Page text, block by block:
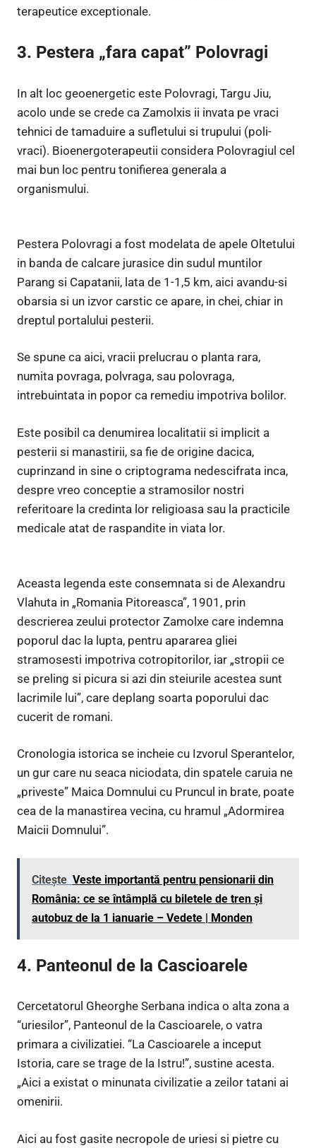
terapeutice exceptionale.
3. Pestera „fara capat” Polovragi
In alt loc geoenergetic este Polovragi, Targu Jiu,
acolo unde se crede ca Zamolxis ii invata pe vraci
tehnici de tamaduire a sufletului si trupului (poli-
vraci). Bioenergoterapeutii considera Polovragiul cel
mai bun loc pentru tonifierea generala a
organismului.
Pestera Polovragi a fost modelata de apele Oltetului
in banda de calcare jurasice din sudul muntilor
Parang si Capatanii, lata de 1-1,5 km, aici avandu-si
obarsia si un izvor carstic ce apare, in chei, chiar in
dreptul portalului pesterii.
Se spune ca aici, vracii prelucrau o planta rara,
numita povraga, polvraga, sau polovraga,
intrebuintata in popor ca remediu impotriva bolilor.
Este posibil ca denumirea localitatii si implicit a
pesterii si manastirii, sa fie de origine dacica,
cuprinzand in sine o criptograma nedescifrata inca,
despre vreo conceptie a stramosilor nostri
referitoare la credinta lor religioasa sau la practicile
medicale atat de raspandite in viata lor.
Aceasta legenda este consemnata si de Alexandru
Vlahuta in „Romania Pitoreasca”, 1901, prin
descrierea zeului protector Zamolxe care indemna
poporul dac la lupta, pentru apararea gliei
stramosesti impotriva cotropitorilor, iar „stropii ce
se preling si picura si azi din steiurile acestea sunt
lacrimile lui”, care deplang soarta poporului dac
cucerit de romani.
Cronologia istorica se incheie cu Izvorul Sperantelor,
un gur care nu seaca niciodata, din spatele caruia ne
„priveste” Maica Domnului cu Pruncul in brate, poate
cea de la manastirea vecina, cu hramul „Adormirea
Maicii Domnului”.
Citește Veste importantă pentru pensionarii din
România: ce se întâmplă cu biletele de tren și
autobuz de la 1 ianuarie – Vedete | Monden
4. Panteonul de la Cascioarele
Cercetatorul Gheorghe Serbana indica o alta zona a
“uriesilor”, Panteonul de la Cascioarele, o vatra
primara a civilizatiei. “La Cascioarele a inceput
Istoria, care se trage de la Istru!”, sustine acesta.
„Aici a existat o minunata civilizatie a zeilor tatani ai
omenirii.
Aici au fost gasite necropole de uriesi si pietre cu